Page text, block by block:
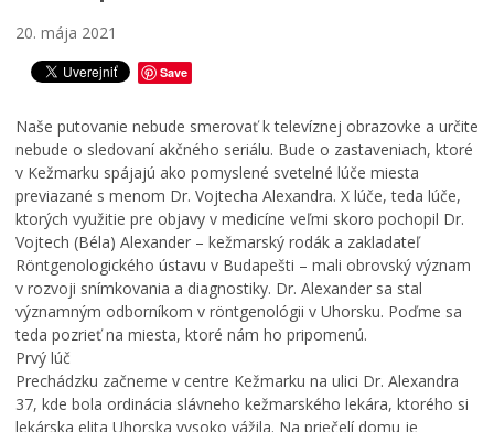
Literárny Kežmarok
Školstvo
Bezpečnosť
Životné prostredie
Zdravie
Cirkev
Šport
20. mája 2021
Save
Naše putovanie nebude smerovať k televíznej obrazovke a určite
nebude o sledovaní akčného seriálu. Bude o zastaveniach, ktoré
v Kežmarku spájajú ako pomyslené svetelné lúče miesta
previazané s menom Dr. Vojtecha Alexandra. X lúče, teda lúče,
ktorých využitie pre objavy v medicíne veľmi skoro pochopil Dr.
Vojtech (Béla) Alexander – kežmarský rodák a zakladateľ
Röntgenologického ústavu v Budapešti – mali obrovský význam
v rozvoji snímkovania a diagnostiky. Dr. Alexander sa stal
významným odborníkom v röntgenológii v Uhorsku. Poďme sa
teda pozrieť na miesta, ktoré nám ho pripomenú.
Prvý lúč
Prechádzku začneme v centre Kežmarku na ulici Dr. Alexandra
37, kde bola ordinácia slávneho kežmarského lekára, ktorého si
lekárska elita Uhorska vysoko vážila. Na priečelí domu je
L
e
t
n
é
k
ú
p
a
l
u
h
d
e
f
i
n
i
t
í
v
n
e
p
P
r
e
c
h
á
d
z
k
a
č
a
s
o